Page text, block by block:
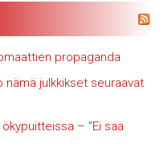
propaganda
nämä julkkikset seuraavat
– ”Ei saa